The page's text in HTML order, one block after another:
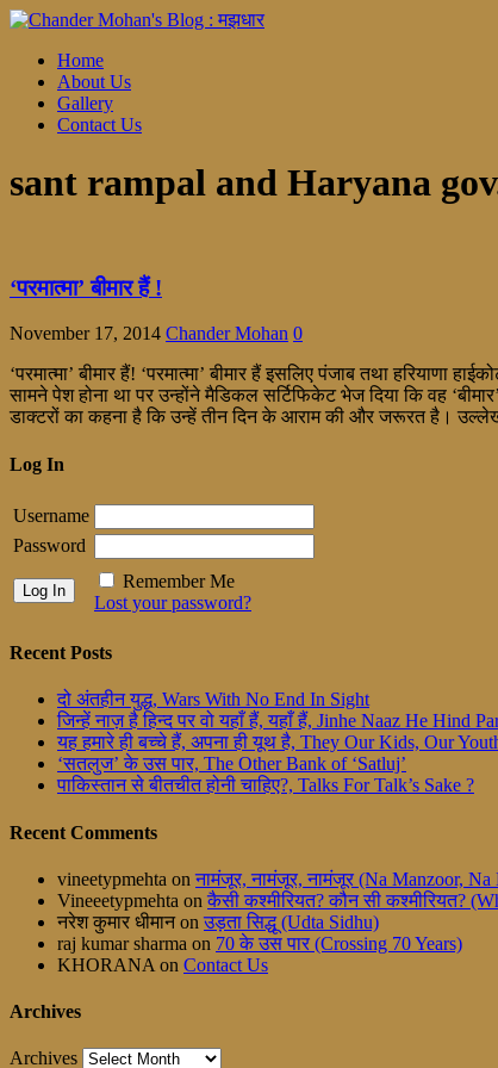
Home
About Us
Gallery
Contact Us
sant rampal and Haryana
‘परमात्मा’ बीमार हैं !
November 17, 2014 Chander Mohan 0
‘परमात्मा’ बीमार हैं! ‘परमात्मा’ बीमार हैं इसलिए पंजाब तथा
सामने पेश होना था पर उन्होंने मैडिकल सर्टिफिकेट भेज दिया कि वह
डाक्टरों का कहना है कि उन्हें तीन दिन के आराम की और जरूरत है।
Log In
Username
Password
Remember Me
Lost your password?
Recent Posts
दो अंतहीन युद्ध, Wars With No End In Sight
जिन्हें नाज़ है हिन्द पर वो यहाँ हैं, यहाँ हैं, Jinhe Naaz He Hind
यह हमारे ही बच्चे हैं, अपना ही यूथ है, They Our Kids, Our
‘सतलुज’ के उस पार, The Other Bank of ‘Satluj’
पाकिस्तान से बीतचीत होनी चाहिए?, Talks For Talk’s Sake ?
Recent Comments
vineetypmehta on नामंजूर, नामंजूर, नामंजूर (Na Manzoor,
Vineeetypmehta on कैसी कश्मीरियत? कौन सी कश्मीरियत?
नरेश कुमार धीमानon उड़ता सिद्धू (Udta Sidhu)
raj kumar sharma on 70 के उस पार (Crossing 70 Years)
KHORANA on Contact Us
Archives
Archives